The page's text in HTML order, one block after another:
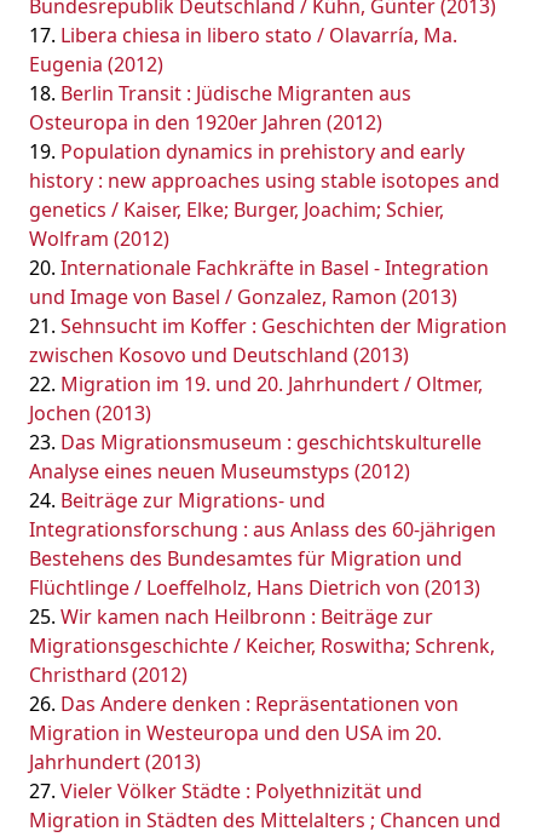
Bundesrepublik Deutschland / Kühn, Günter (2013)
Libera chiesa in libero stato / Olavarría, Ma.
Eugenia (2012)
Berlin Transit : Jüdische Migranten aus
Osteuropa in den 1920er Jahren (2012)
Population dynamics in prehistory and early
history : new approaches using stable isotopes and
genetics / Kaiser, Elke; Burger, Joachim; Schier,
Wolfram (2012)
Internationale Fachkräfte in Basel - Integration
und Image von Basel / Gonzalez, Ramon (2013)
Sehnsucht im Koffer : Geschichten der Migration
zwischen Kosovo und Deutschland (2013)
Migration im 19. und 20. Jahrhundert / Oltmer,
Jochen (2013)
Das Migrationsmuseum : geschichtskulturelle
Analyse eines neuen Museumstyps (2012)
Beiträge zur Migrations- und
Integrationsforschung : aus Anlass des 60-jährigen
Bestehens des Bundesamtes für Migration und
Flüchtlinge / Loeffelholz, Hans Dietrich von (2013)
Wir kamen nach Heilbronn : Beiträge zur
Migrationsgeschichte / Keicher, Roswitha; Schrenk,
Christhard (2012)
Das Andere denken : Repräsentationen von
Migration in Westeuropa und den USA im 20.
Jahrhundert (2013)
Vieler Völker Städte : Polyethnizität und
Migration in Städten des Mittelalters ; Chancen und